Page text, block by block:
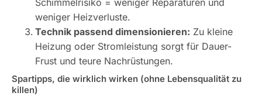
Schimmelrisiko = weniger Reparaturen und
weniger Heizverluste.
Technik passend dimensionieren: Zu kleine
Heizung oder Stromleistung sorgt für Dauer-
Frust und teure Nachrüstungen.
Spartipps, die wirklich wirken (ohne Lebensqualität zu
killen)